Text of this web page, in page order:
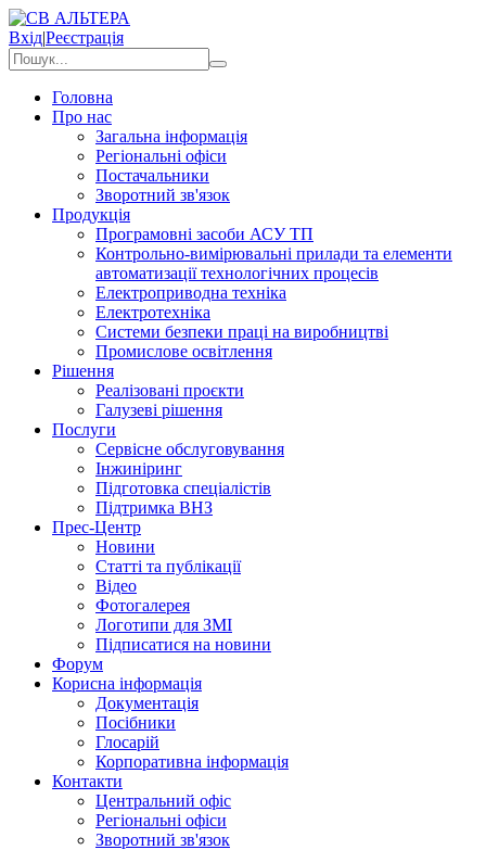
Вхід|Реєстрація
Головна
Про нас
Загальна інформація
Регіональні офіси
Постачальники
Зворотний зв'язок
Продукція
Програмовні засоби АСУ ТП
Контрольно-вимірювальні прилади та елементи
автоматизації технологічних процесів
Електроприводна техніка
Електротехніка
Системи безпеки праці на виробництві
Промислове освітлення
Рішення
Реалізовані проєкти
Галузеві рішення
Послуги
Сервісне обслуговування
Інжиніринг
Підготовка спеціалістів
Підтримка ВНЗ
Прес-Центр
Новини
Статті та публікації
Відео
Фотогалерея
Логотипи для ЗМІ
Підписатися на новини
Форум
Корисна інформація
Документація
Посібники
Глосарій
Корпоративна інформація
Контакти
Центральний офіс
Регіональні офіси
Зворотний зв'язок